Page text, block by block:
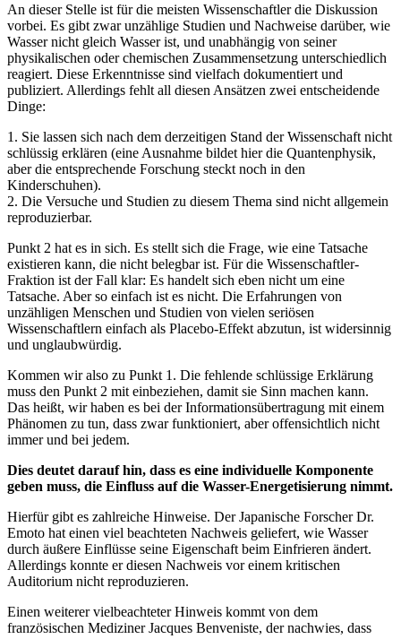
An dieser Stelle ist für die meisten Wissenschaftler die Diskussion
vorbei. Es gibt zwar unzählige Studien und Nachweise darüber, wie
Wasser nicht gleich Wasser ist, und unabhängig von seiner
physikalischen oder chemischen Zusammensetzung unterschiedlich
reagiert. Diese Erkenntnisse sind vielfach dokumentiert und
publiziert. Allerdings fehlt all diesen Ansätzen zwei entscheidende
Dinge:
1. Sie lassen sich nach dem derzeitigen Stand der Wissenschaft nicht
schlüssig erklären (eine Ausnahme bildet hier die Quantenphysik,
aber die entsprechende Forschung steckt noch in den
Kinderschuhen).
2. Die Versuche und Studien zu diesem Thema sind nicht allgemein
reproduzierbar.
Punkt 2 hat es in sich. Es stellt sich die Frage, wie eine Tatsache
existieren kann, die nicht belegbar ist. Für die Wissenschaftler-
Fraktion ist der Fall klar: Es handelt sich eben nicht um eine
Tatsache. Aber so einfach ist es nicht. Die Erfahrungen von
unzähligen Menschen und Studien von vielen seriösen
Wissenschaftlern einfach als Placebo-Effekt abzutun, ist widersinnig
und unglaubwürdig.
Kommen wir also zu Punkt 1. Die fehlende schlüssige Erklärung
muss den Punkt 2 mit einbeziehen, damit sie Sinn machen kann.
Das heißt, wir haben es bei der Informationsübertragung mit einem
Phänomen zu tun, dass zwar funktioniert, aber offensichtlich nicht
immer und bei jedem.
Dies deutet darauf hin, dass es eine individuelle Komponente
geben muss, die Einfluss auf die Wasser-Energetisierung nimmt.
Hierfür gibt es zahlreiche Hinweise. Der Japanische Forscher Dr.
Emoto hat einen viel beachteten Nachweis geliefert, wie Wasser
durch äußere Einflüsse seine Eigenschaft beim Einfrieren ändert.
Allerdings konnte er diesen Nachweis vor einem kritischen
Auditorium nicht reproduzieren.
Einen weiterer vielbeachteter Hinweis kommt von dem
französischen Mediziner Jacques Benveniste, der nachwies, dass